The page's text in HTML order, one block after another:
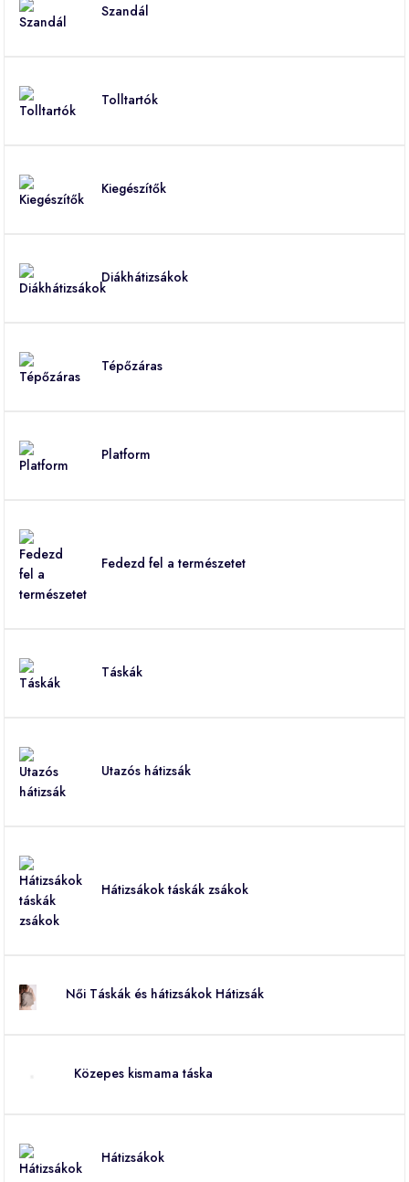
Szandál
Tolltartók
Kiegészítők
Diákhátizsákok
Tépőzáras
Platform
Fedezd fel a természetet
Táskák
Utazós hátizsák
Hátizsákok táskák zsákok
Női Táskák és hátizsákok Hátizsák
Közepes kismama táska
Hátizsákok